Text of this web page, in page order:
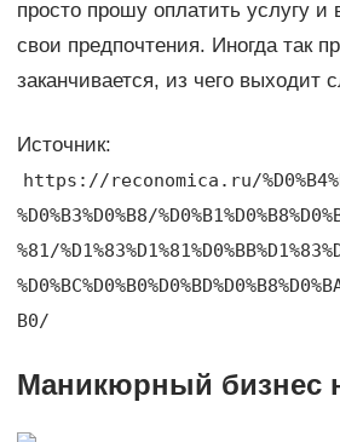
просто прошу оплатить услугу и
свои предпочтения. Иногда так
заканчивается, из чего выходит
Источник:
https://reconomica.ru/
%D0%B3%D0%B8/
%81/
B0/
Маникюрный бизнес